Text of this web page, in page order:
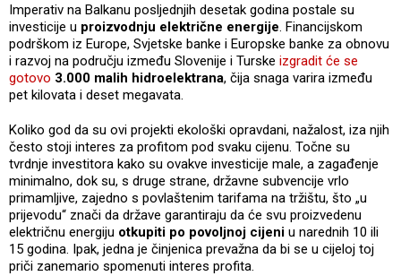
Imperativ na Balkanu posljednjih desetak godina postale su
investicije u proizvodnju električne energije. Financijskom
podrškom iz Europe, Svjetske banke i Europske banke za obnovu
i razvoj na području između Slovenije i Turske izgradit će se
gotovo 3.000 malih hidroelektrana, čija snaga varira između
pet kilovata i deset megavata.
Koliko god da su ovi projekti ekološki opravdani, nažalost, iza njih
često stoji interes za profitom pod svaku cijenu. Točne su
tvrdnje investitora kako su ovakve investicije male, a zagađenje
minimalno, dok su, s druge strane, državne subvencije vrlo
primamljive, zajedno s povlaštenim tarifama na tržištu, što „u
prijevodu“ znači da države garantiraju da će svu proizvedenu
električnu energiju otkupiti po povoljnoj cijeni u narednih 10 ili
15 godina. Ipak, jedna je činjenica prevažna da bi se u cijeloj toj
priči zanemario spomenuti interes profita.